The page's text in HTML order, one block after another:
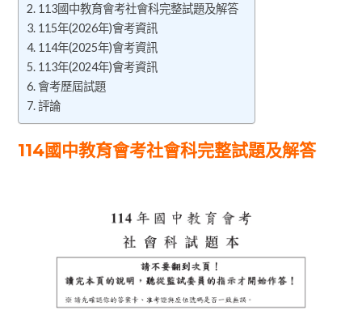
113國中教育會考社會科完整試題及解答
115年(2026年)會考資訊
114年(2025年)會考資訊
113年(2024年)會考資訊
會考歷屆試題
評論
114國中教育會考社會科完整試題及解答